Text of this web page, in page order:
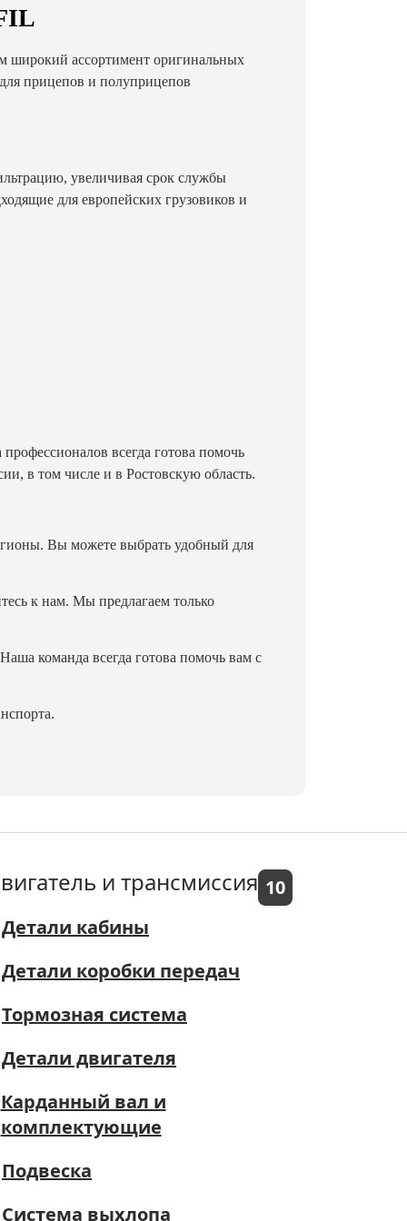
ассортимент оригинальных
прицепов и полуприцепов
увеличивая срок службы
для европейских грузовиков и
всегда готова помочь
в том числе и в Ростовскую область.
Вы можете выбрать удобный для
к нам. Мы предлагаем только
команда всегда готова помочь вам с
и трансмиссия 10
Детали кабины
Детали коробки передач
Тормозная система
Детали двигателя
Карданный вал и
комплектующие
Подвеска
Система выхлопа